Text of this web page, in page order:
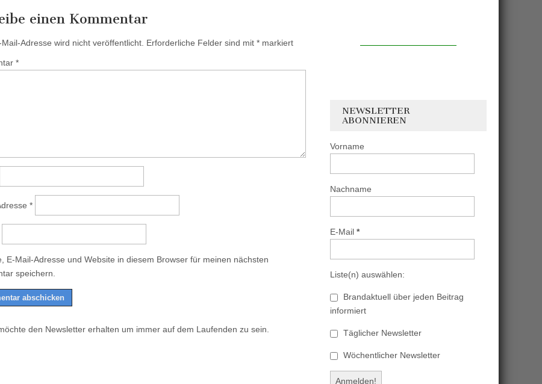
einen Kommentar
Adresse wird nicht veröffentlicht. Erforderliche Felder sind mit * markiert
*
*
E-Mail-Adresse und Website in diesem Browser für meinen nächsten
speichern.
den Newsletter erhalten um immer auf dem Laufenden zu sein.
NEWSLETTER
ABONNIEREN
Vorname
Nachname
E-Mail *
Liste(n) auswählen:
Brandaktuell über jeden Beitrag
informiert
Täglicher Newsletter
Wöchentlicher Newsletter